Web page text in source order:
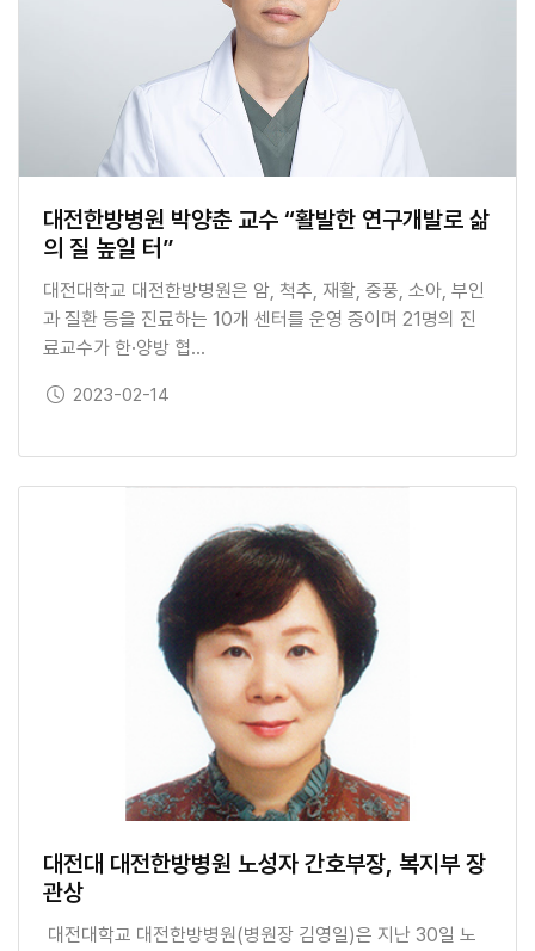
대전한방병원 박양춘 교수 “활발한 연구개발로 삶
의 질 높일 터”
대전대학교 대전한방병원은 암, 척추, 재활, 중풍, 소아, 부인
과 질환 등을 진료하는 10개 센터를 운영 중이며 21명의 진
료교수가 한·양방 협…
보도일2023-02-14
대전대 대전한방병원 노성자 간호부장, 복지부 장
관상
대전대학교 대전한방병원(병원장 김영일)은 지난 30일 노